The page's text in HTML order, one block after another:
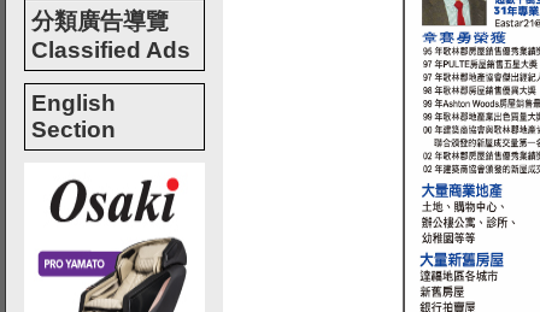
分類廣告導覽
Classified Ads
English
Section